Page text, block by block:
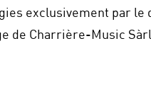
exclusivement par le
de Charrière-Music